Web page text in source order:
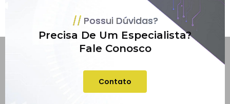
Possui Dúvidas?
Precisa De Um Especialista?
Fale Conosco
Contato